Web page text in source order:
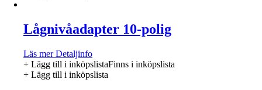
Lågnivåadapter 10-polig
Läs merDetaljinfo
+ Lägg till i inköpslistaFinns i inköpslista
+ Lägg till i inköpslista